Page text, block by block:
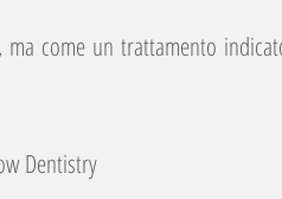
ma come un trattamento
Dentistry